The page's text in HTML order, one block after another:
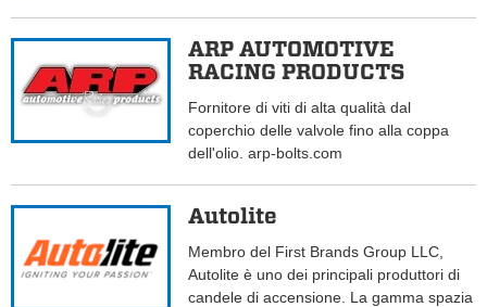
ARP AUTOMOTIVE
RACING PRODUCTS
Fornitore di viti di alta qualità dal
coperchio delle valvole fino alla coppa
dell'olio. arp-bolts.com
Autolite
Membro del First Brands Group LLC,
Autolite è uno dei principali produttori di
candele di accensione. La gamma spazia